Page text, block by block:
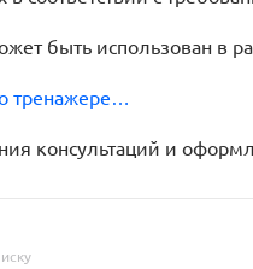
быть использован в
тренажере…
консультаций и